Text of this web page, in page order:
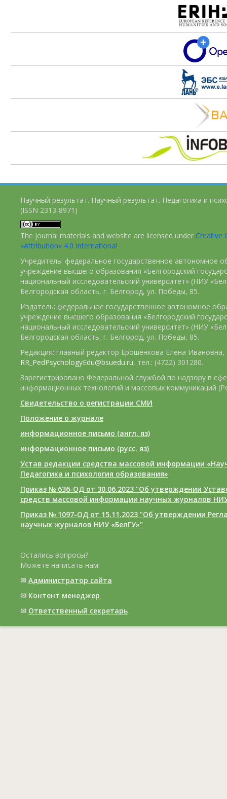
Научный результат. Научный результат. Педагогика и
(ISSN 2313-8971)
The journal materials and website are licensed under Creative
«Attribution» 4.0 International.
Учредитель: федеральное государственное автономное
учреждение высшего образования «Белгородский
национальный исследовательский университет» (НИУ
Белгородская область, г. Белгород, ул. Победы, 85.
Издатель: федеральное государственное автономное
учреждение высшего образования «Белгородский
национальный исследовательский университет» (НИУ
Белгородская область, г. Белгород, ул. Победы, 85.
Редакция: главный редактор Ерошенкова Елена Ивановна,
RR_PedPsychologyEdu@bsuedu.ru, тел.: (4722) 301280.
Зарегистрировано Федеральной службой по надзору в
информационных технологий и массовых коммуникаций
Свидетельство о регистрации СМИ
Положение о журнале
информационное письмо (англ. яз)
информационное письмо (русс. яз)
Устав редакции средства массовой информации
Педагогика и психология образования»
Приказ № 636-ОД от 30.06.2023 "Об утверждении
средств массовой информации научных журналов
Приказ № 1097-ОД от 15.11.2023 "Об утверждении
научных журналов НИУ «БелГУ»"
Остались вопросы?
Можете написать нам:
✉ Администратор сайта
✉ Контент менеджер
✉ Ответственный cекретарь